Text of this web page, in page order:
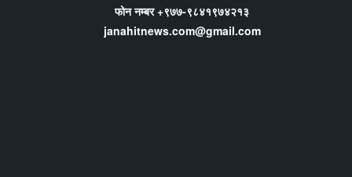
फोन नम्बर +९७७-९८४१९७४२१३
janahitnews.com@gmail.com